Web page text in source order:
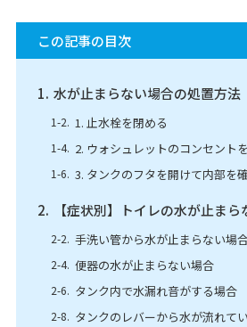
この記事の目次
水が止まらない場合の処置方法
1. 止水栓を閉める
2. ウォシュレットのコンセント
3. タンクのフタを開けて内部を
【症状別】トイレの水が止まら
手洗い管から水が止まらない場
便器の水が止まらない場合
タンク内で水漏れ音がする場合
タンクのレバーから水が流れて